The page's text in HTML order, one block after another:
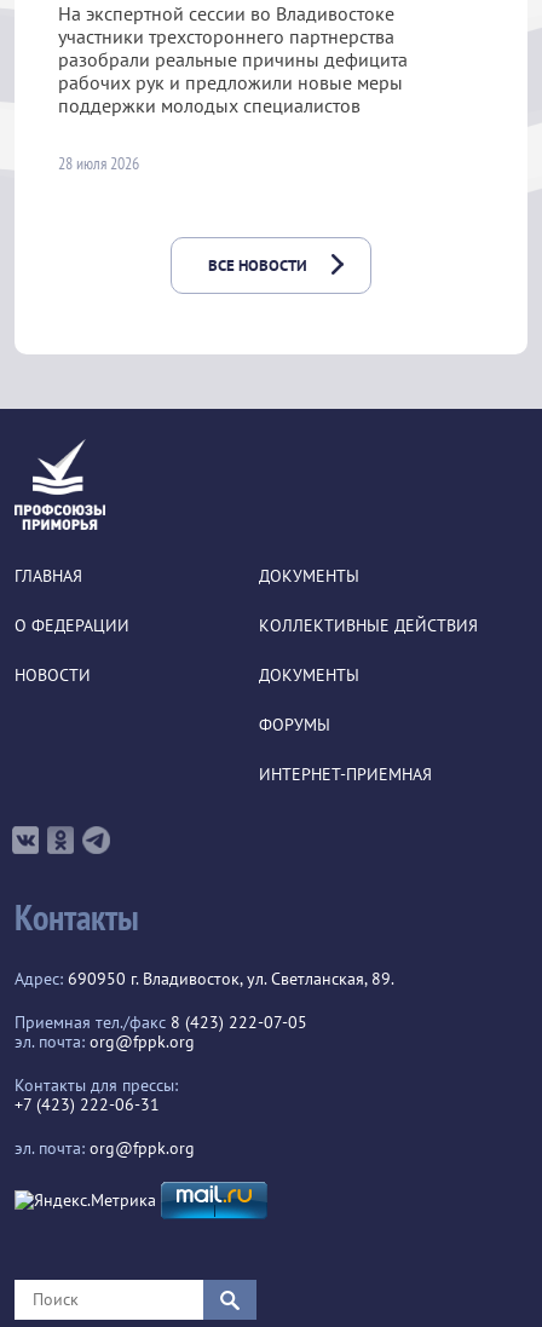
На экспертной сессии во Владивостоке
участники трехстороннего партнерства
разобрали реальные причины дефицита
рабочих рук и предложили новые меры
поддержки молодых специалистов
28 июля 2026
ВСЕ НОВОСТИ
ГЛАВНАЯ
О ФЕДЕРАЦИИ
НОВОСТИ
ДОКУМЕНТЫ
КОЛЛЕКТИВНЫЕ ДЕЙСТВИЯ
ДОКУМЕНТЫ
ФОРУМЫ
ИНТЕРНЕТ-ПРИЕМНАЯ
Контакты
Адрес: 690950 г. Владивосток, ул. Светланская, 89.
Приемная тел./факс 8 (423) 222-07-05
эл. почта: org@fppk.org
Контакты для прессы:
+7 (423) 222-06-31
эл. почта: org@fppk.org